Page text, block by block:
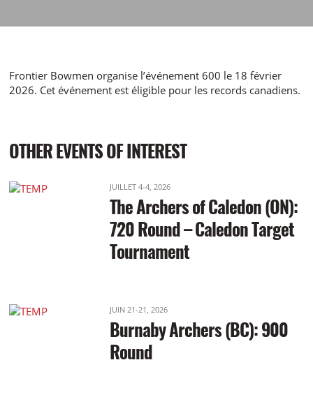
Frontier Bowmen organise l’événement 600 le 18 février
2026. Cet événement est éligible pour les records canadiens.
OTHER EVENTS OF INTEREST
JUILLET 4-4, 2026
The Archers of Caledon (ON):
720 Round – Caledon Target
Tournament
JUIN 21-21, 2026
Burnaby Archers (BC): 900
Round